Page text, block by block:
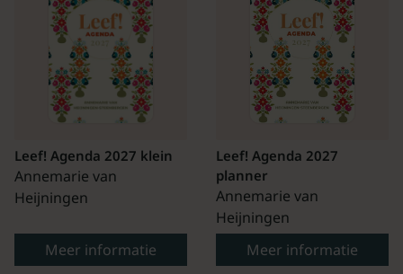
Leef! Agenda 2027 klein
Annemarie van
Heijningen
Meer informatie
Leef! Agenda 2027
planner
Annemarie van
Heijningen
Meer informatie